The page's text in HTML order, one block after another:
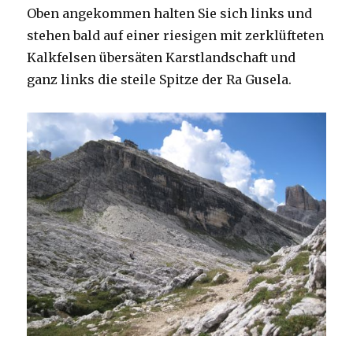
Oben angekommen halten Sie sich links und
stehen bald auf einer riesigen mit zerklüfteten
Kalkfelsen übersäten Karstlandschaft und
ganz links die steile Spitze der Ra Gusela.